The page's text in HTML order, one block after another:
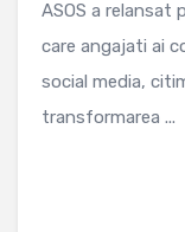
ASOS a relansat
care angajati ai
social media,
transformarea ...